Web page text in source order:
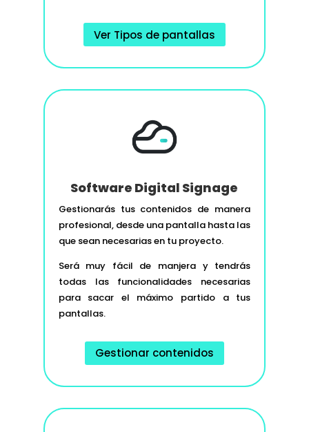
Ver Tipos de pantallas
Software Digital Signage
Gestionarás tus contenidos de manera
profesional, desde una pantalla hasta las
que sean necesarias en tu proyecto.
Será muy fácil de manjera y tendrás
todas las funcionalidades necesarias
para sacar el máximo partido a tus
pantallas.
Gestionar contenidos